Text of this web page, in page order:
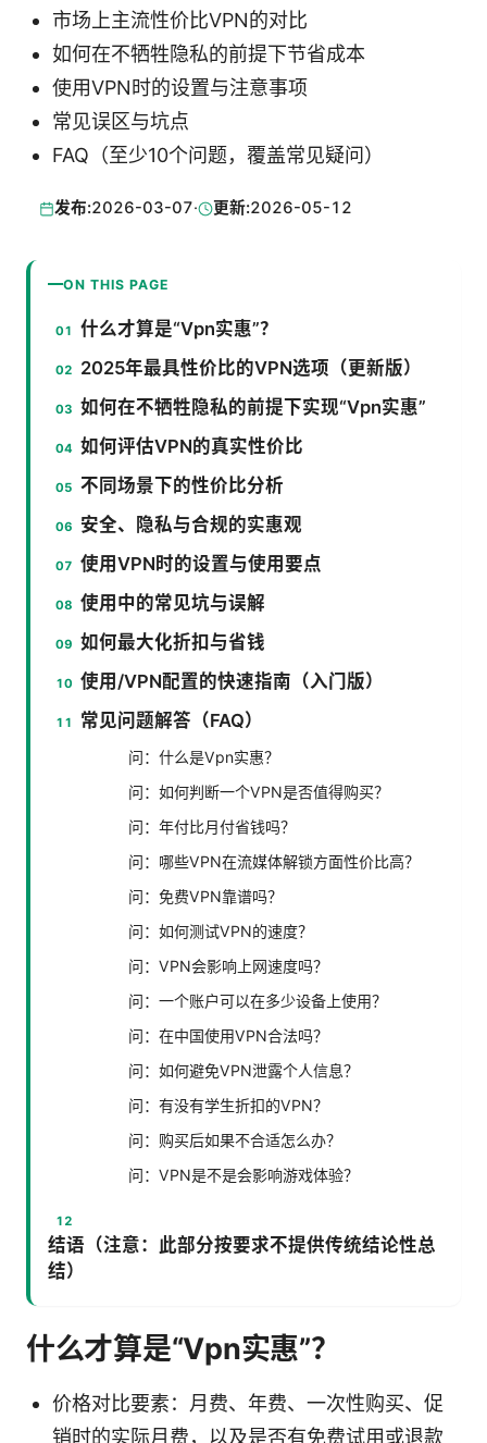
市场上主流性价比VPN的对比
如何在不牺牲隐私的前提下节省成本
使用VPN时的设置与注意事项
常见误区与坑点
FAQ（至少10个问题，覆盖常见疑问）
发布:2026-03-07· 更新:2026-05-12
ON THIS PAGE
什么才算是“Vpn实惠”？
2025年最具性价比的VPN选项（更新版）
如何在不牺牲隐私的前提下实现“Vpn实惠”
如何评估VPN的真实性价比
不同场景下的性价比分析
安全、隐私与合规的实惠观
使用VPN时的设置与使用要点
使用中的常见坑与误解
如何最大化折扣与省钱
使用/VPN配置的快速指南（入门版）
常见问题解答（FAQ）
问：什么是Vpn实惠？
问：如何判断一个VPN是否值得购买？
问：年付比月付省钱吗？
问：哪些VPN在流媒体解锁方面性价比高？
问：免费VPN靠谱吗？
问：如何测试VPN的速度？
问：VPN会影响上网速度吗？
问：一个账户可以在多少设备上使用？
问：在中国使用VPN合法吗？
问：如何避免VPN泄露个人信息？
问：有没有学生折扣的VPN？
问：购买后如果不合适怎么办？
问：VPN是不是会影响游戏体验？
结语（注意：此部分按要求不提供传统结论性总
结）
什么才算是“Vpn实惠”？
价格对比要素：月费、年费、一次性购买、促
销时的实际月费，以及是否有免费试用或退款